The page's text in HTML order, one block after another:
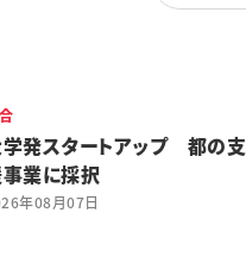
発スタートアップ 都の支
業に採択
年08月07日